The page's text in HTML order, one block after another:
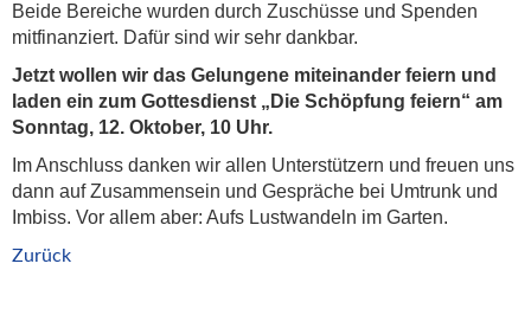
Beide Bereiche wurden durch Zuschüsse und Spenden
mitfinanziert. Dafür sind wir sehr dankbar.
Jetzt wollen wir das Gelungene miteinander feiern und
laden ein zum Gottesdienst „Die Schöpfung feiern“ am
Sonntag, 12. Oktober, 10 Uhr.
Im Anschluss danken wir allen Unterstützern und freuen uns
dann auf Zusammensein und Gespräche bei Umtrunk und
Imbiss. Vor allem aber: Aufs Lustwandeln im Garten.
Zurück